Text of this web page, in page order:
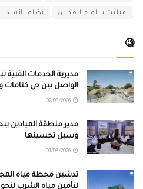
ميليشيا لواء القدس نظام الأسد
🧐
مديرية الخدمات الفنية
الواصل بين حي كنامات
مدير منطقة الميادين
وسبل تحسينها
تدشين محطة مياه
لتأمين مياه الشرب لنحو 18 ألف نسمة